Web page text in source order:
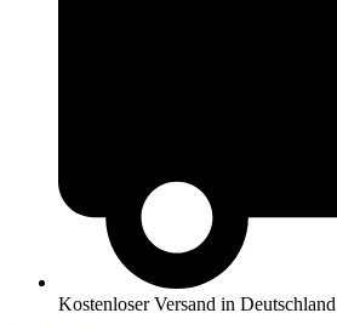
Kostenloser Versand in